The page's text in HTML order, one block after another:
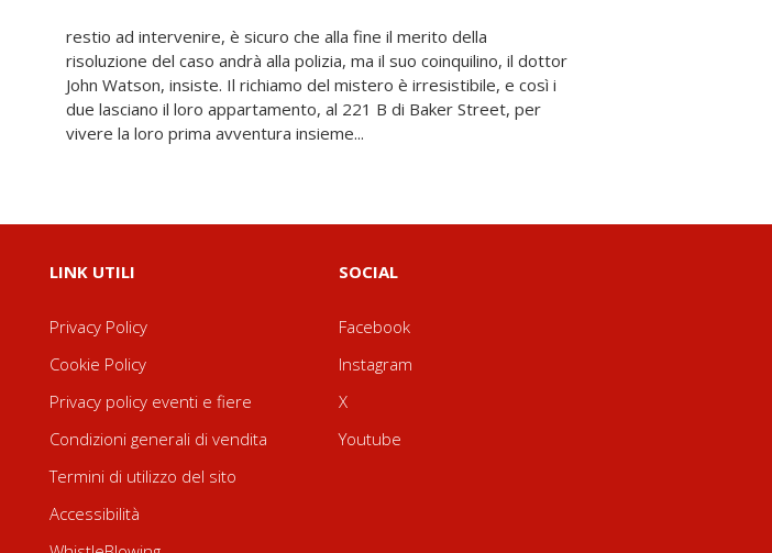
vivere la loro prima avventura insieme...
LINK UTILI
Privacy Policy
Cookie Policy
Privacy policy eventi e fiere
Condizioni generali di vendita
Termini di utilizzo del sito
Accessibilità
SOCIAL
Facebook
Instagram
X
Youtube